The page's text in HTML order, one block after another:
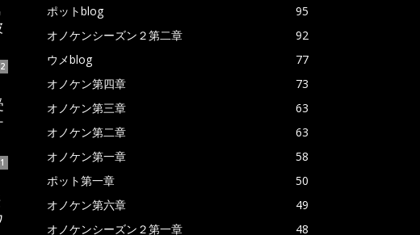
ポットblog
95
オノケンシーズン２第二章
92
ウメblog
77
オノケン第四章
73
オノケン第三章
63
オノケン第二章
63
オノケン第一章
58
ポット第一章
50
オノケン第六章
49
オノケンシーズン２第一章
48